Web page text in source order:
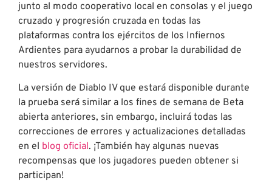
junto al modo cooperativo local en consolas y el juego
cruzado y progresión cruzada en todas las
plataformas contra los ejércitos de los Infiernos
Ardientes para ayudarnos a probar la durabilidad de
nuestros servidores.
La versión de Diablo IV que estará disponible durante
la prueba será similar a los fines de semana de Beta
abierta anteriores, sin embargo, incluirá todas las
correcciones de errores y actualizaciones detalladas
en el blog oficial. ¡También hay algunas nuevas
recompensas que los jugadores pueden obtener si
participan!